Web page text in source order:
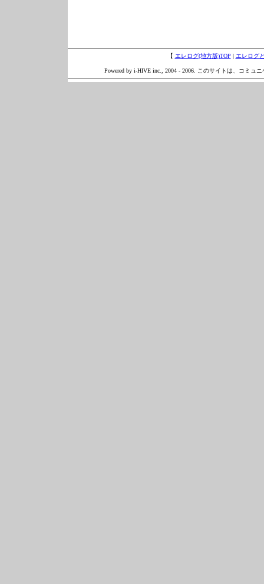
【 エレログ(地方版)TOP | エレログ
Powered by i-HIVE inc., 2004 - 2006. このサイトは、コミュ